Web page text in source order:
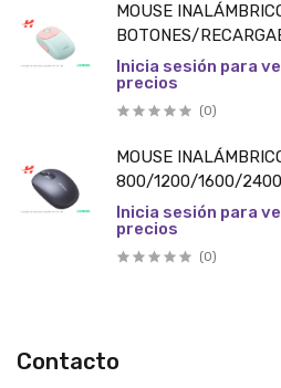
MOUSE
BOTONES/
BLUETOOTH/COLOR
Inicia sesión para
precios
(0)
MOUSE
800/1200/1600/2400
Inicia sesión para
precios
(0)
Contacto